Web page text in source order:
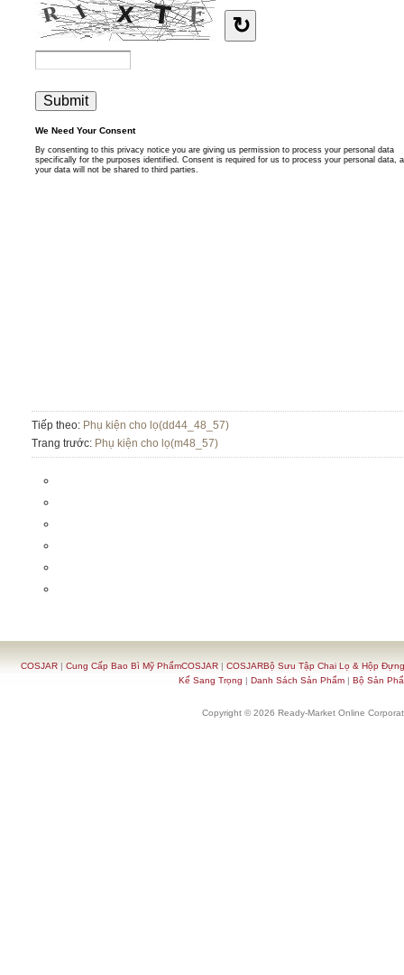
Tiếp theo: Phụ kiện cho lọ(dd44_48_57)
Trang trước: Phụ kiện cho lọ(m48_57)
COSJAR| Cung Cấp Bao Bì Mỹ PhẩmCOSJAR| COSJARBộ Sưu Tập Chai Lọ & Hộp
Kế Sang Trọng | Danh Sách Sản Phẩm| Bộ Sản
Copyright © 2026 Ready-Market Online